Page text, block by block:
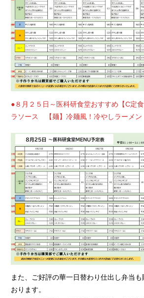
●８月２５日～医科研食堂おすすめ【C定
ラソース 【麺】冷麺風！冷やしラーメ
また、ご好評の華一日替わり仕出し弁当
おります。